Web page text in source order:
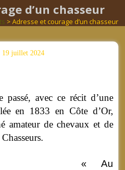
d’un chasseur
> Adresse et courage d’un chasseur
19 juillet 2024
avec ce récit d’une
en 1833 en Côte d’Or,
amateur de chevaux et de
« Au